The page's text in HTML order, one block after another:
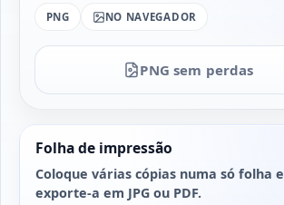
PNG NO NAVEGADOR
PNG sem perdas
Folha de impressão
Coloque várias cópias numa só folha e
exporte-a em JPG ou PDF.